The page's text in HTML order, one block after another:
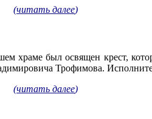
(читать далее)
храме был освящен крест,
Трофимова.
(читать далее)